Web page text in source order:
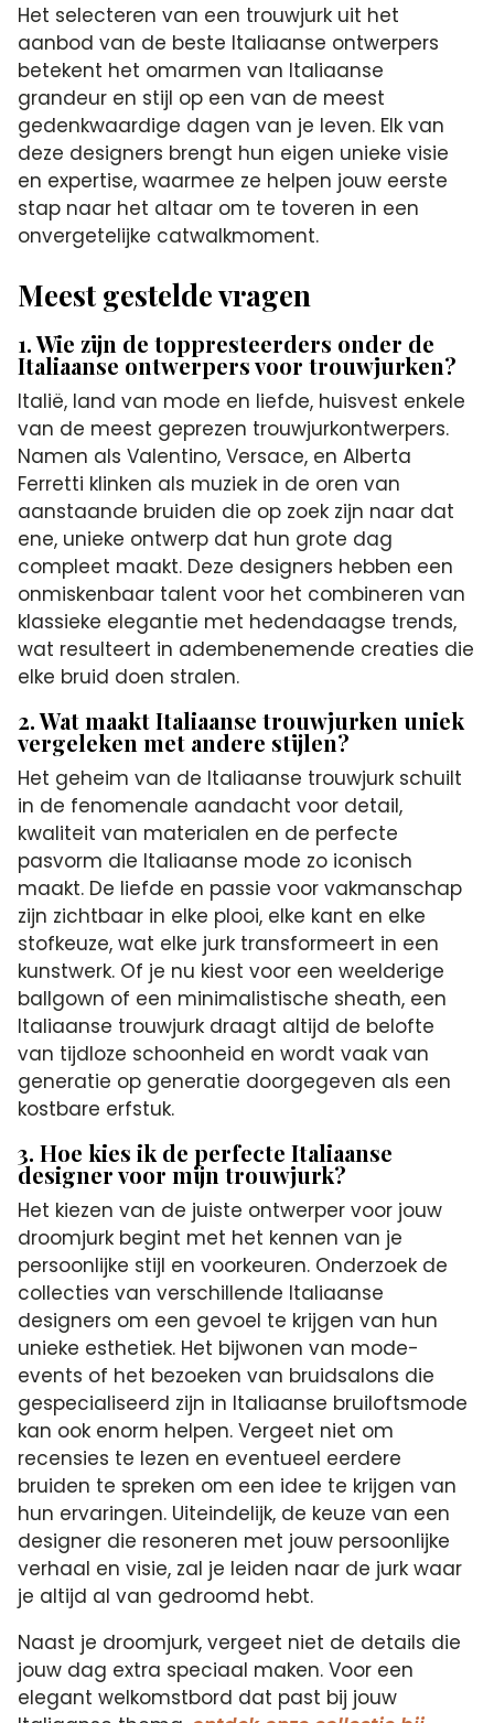
Het selecteren van een trouwjurk uit het
aanbod van de beste Italiaanse ontwerpers
betekent het omarmen van Italiaanse
grandeur en stijl op een van de meest
gedenkwaardige dagen van je leven. Elk van
deze designers brengt hun eigen unieke visie
en expertise, waarmee ze helpen jouw eerste
stap naar het altaar om te toveren in een
onvergetelijke catwalkmoment.
Meest gestelde vragen
1. Wie zijn de toppresteerders onder de
Italiaanse ontwerpers voor trouwjurken?
Italië, land van mode en liefde, huisvest enkele
van de meest geprezen trouwjurkontwerpers.
Namen als Valentino, Versace, en Alberta
Ferretti klinken als muziek in de oren van
aanstaande bruiden die op zoek zijn naar dat
ene, unieke ontwerp dat hun grote dag
compleet maakt. Deze designers hebben een
onmiskenbaar talent voor het combineren van
klassieke elegantie met hedendaagse trends,
wat resulteert in adembenemende creaties die
elke bruid doen stralen.
2. Wat maakt Italiaanse trouwjurken uniek
vergeleken met andere stijlen?
Het geheim van de Italiaanse trouwjurk schuilt
in de fenomenale aandacht voor detail,
kwaliteit van materialen en de perfecte
pasvorm die Italiaanse mode zo iconisch
maakt. De liefde en passie voor vakmanschap
zijn zichtbaar in elke plooi, elke kant en elke
stofkeuze, wat elke jurk transformeert in een
kunstwerk. Of je nu kiest voor een weelderige
ballgown of een minimalistische sheath, een
Italiaanse trouwjurk draagt altijd de belofte
van tijdloze schoonheid en wordt vaak van
generatie op generatie doorgegeven als een
kostbare erfstuk.
3. Hoe kies ik de perfecte Italiaanse
designer voor mijn trouwjurk?
Het kiezen van de juiste ontwerper voor jouw
droomjurk begint met het kennen van je
persoonlijke stijl en voorkeuren. Onderzoek de
collecties van verschillende Italiaanse
designers om een gevoel te krijgen van hun
unieke esthetiek. Het bijwonen van mode-
events of het bezoeken van bruidsalons die
gespecialiseerd zijn in Italiaanse bruiloftsmode
kan ook enorm helpen. Vergeet niet om
recensies te lezen en eventueel eerdere
bruiden te spreken om een idee te krijgen van
hun ervaringen. Uiteindelijk, de keuze van een
designer die resoneren met jouw persoonlijke
verhaal en visie, zal je leiden naar de jurk waar
je altijd al van gedroomd hebt.
Naast je droomjurk, vergeet niet de details die
jouw dag extra speciaal maken. Voor een
elegant welkomstbord dat past bij jouw